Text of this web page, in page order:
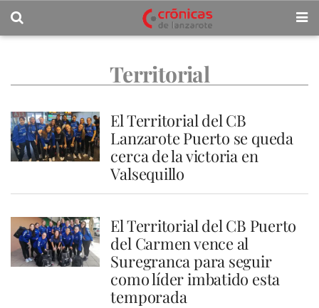
Territorial
El Territorial del CB
Lanzarote Puerto se queda
cerca de la victoria en
Valsequillo
El Territorial del CB Puerto
del Carmen vence al
Suregranca para seguir
como líder imbatido esta
temporada